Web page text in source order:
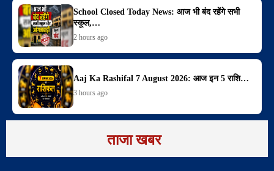
School Closed Today News: आज भी बंद रहेंगे सभी
स्कूल,…
2 hours ago
Aaj Ka Rashifal 7 August 2026: आज इन 5 राशि…
3 hours ago
ताजा खबर